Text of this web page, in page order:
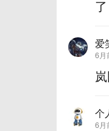
了
爱
6月
个
6月